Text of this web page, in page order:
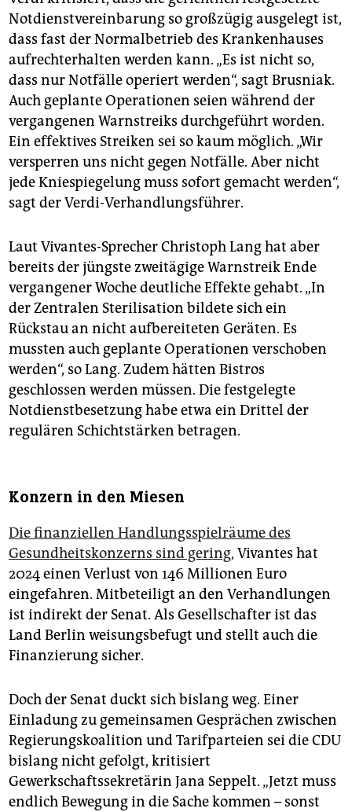
Notdienstvereinbarung so großzügig ausgelegt ist,
dass fast der Normalbetrieb des Krankenhauses
aufrechterhalten werden kann. „Es ist nicht so,
dass nur Notfälle operiert werden“, sagt Brusniak.
Auch geplante Operationen seien während der
vergangenen Warnstreiks durchgeführt worden.
Ein effektives Streiken sei so kaum möglich. „Wir
versperren uns nicht gegen Notfälle. Aber nicht
jede Kniespiegelung muss sofort gemacht werden“,
sagt der Verdi-Verhandlungsführer.
Laut Vivantes-Sprecher Christoph Lang hat aber
bereits der jüngste zweitägige Warnstreik Ende
vergangener Woche deutliche Effekte gehabt. „In
der Zentralen Sterilisation bildete sich ein
Rückstau an nicht aufbereiteten Geräten. Es
mussten auch geplante Operationen verschoben
werden“, so Lang. Zudem hätten Bistros
geschlossen werden müssen. Die festgelegte
Notdienstbesetzung habe etwa ein Drittel der
regulären Schichtstärken betragen.
Konzern in den Miesen
Die finanziellen Handlungsspielräume des
Gesundheitskonzerns sind gering, Vivantes hat
2024 einen Verlust von 146 Millionen Euro
eingefahren. Mitbeteiligt an den Verhandlungen
ist indirekt der Senat. Als Gesellschafter ist das
Land Berlin weisungsbefugt und stellt auch die
Finanzierung sicher.
Doch der Senat duckt sich bislang weg. Einer
Einladung zu gemeinsamen Gesprächen zwischen
Regierungskoalition und Tarifparteien sei die CDU
bislang nicht gefolgt, kritisiert
Gewerkschaftssekretärin Jana Seppelt. „Jetzt muss
endlich Bewegung in die Sache kommen – sonst